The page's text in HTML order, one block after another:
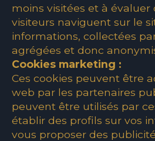
moins visitées et à
visiteurs naviguent sur le
informations, collectées
agrégées et donc
Cookies marketing :
Ces cookies peuvent être
web par les partenaires
peuvent être utilisés par
établir des profils sur vos
vous proposer des